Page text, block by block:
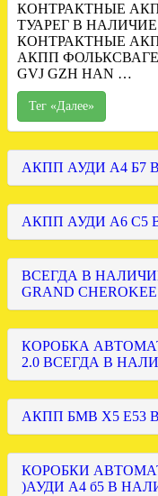
КОНТРАКТНЫЕ
ТУАРЕГ В
КОНТРАКТНЫЕ
АКПП
GVJ GZH HAN …
Тег «Далее»
АКПП АУДИ А4 Б7
АКПП АУДИ А6 С5
ВСЕГДА В
GRAND CHEROKEE
КОРОБКА АВТОМАТ
2.0 ВСЕГДА В
АКПП БМВ Х5 Е53
КОРОБКИ
)АУДИ А4 б5 В